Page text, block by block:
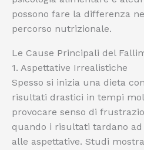
possono fare la differenza
percorso nutrizionale.
Le Cause Principali del
1. Aspettative Irrealistiche
Spesso si inizia una dieta
risultati drastici in tempi
provocare senso di
quando i risultati tardano
alle aspettative. Studi